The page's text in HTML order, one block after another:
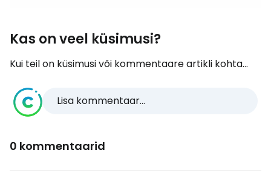
Kas on veel küsimusi?
Kui teil on küsimusi või kommentaare artikli kohta...
Lisa kommentaar...
0 kommentaarid